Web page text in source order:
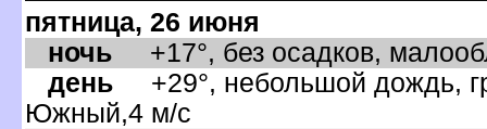
пятница, 26 июня
ночь +17°, без осадков,
день +29°, небольшой дождь,
Южный,4 м/с